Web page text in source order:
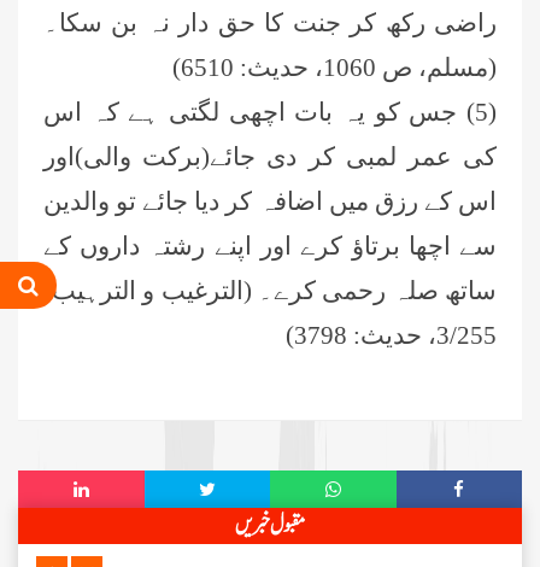
راضی رکھ کر جنت کا حق دار نہ بن سکا۔
(مسلم، ص 1060، حدیث: 6510)
(5) جس کو یہ بات اچھی لگتی ہے کہ اس
کی عمر لمبی کر دی جائے(برکت والی)اور
اس کے رزق میں اضافہ کر دیا جائے تو والدین
سے اچھا برتاؤ کرے اور اپنے رشتہ داروں کے
ساتھ صلہ رحمی کرے۔ (الترغیب و الترہیب،
3/255، حدیث: 3798)
مقبول خبریں
محمد سعد عمران (درجہ عالیہ مرکزی
جامعۃ المدینہ فیضانِ مدینہ ،کراچی
،پاکستان)
احمد رضا ہاشمی (درجہ خامسہ مرکزی
جامعۃ المدينہ فيضان عثمان غنى،
کراچی،پاکستان)
ارشد علی عطاری (درجہ خامسہ
مرکزی جامعۃ المدینہ فیضانِ مدینہ،
کراچی،پاکستان)
عبد الرسول (درجہ خامسہ مرکزی
،پاکستان)
مدنی رضا(درجہ سادسہ مرکز ی جامعۃ
المدینہ فیضان مدینہ ،کراچی،پاکستان)